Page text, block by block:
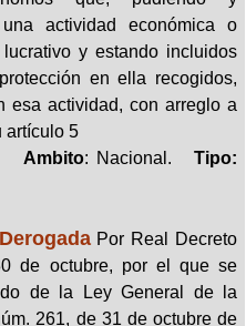
actividad económica o
y estando incluidos
en ella recogidos,
esa actividad, con arreglo a
artículo 5
Ambito: Nacional.Tipo:
Por Real Decreto
de octubre, por el que se
de la Ley General de la
261, de 31 de octubre de